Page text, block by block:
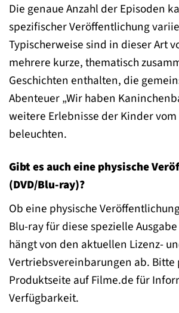
Die genaue Anzahl der Episoden
spezifischer Veröffentlichung
Typischerweise sind in dieser Art
mehrere kurze, thematisch
Geschichten enthalten, die
Abenteuer „Wir haben
weitere Erlebnisse der Kinder
beleuchten.
Gibt es auch eine physische
(DVD/Blu-ray)?
Ob eine physische
Blu-ray für diese spezielle
hängt von den aktuellen Lizenz-
Vertriebsvereinbarungen ab. Bitte
Produktseite auf Filme.de für
Verfügbarkeit.